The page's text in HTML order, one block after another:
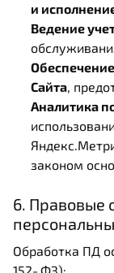
и
Ведение
Сайта,
Аналитика
законом
6. Правовые
Обработка ПД